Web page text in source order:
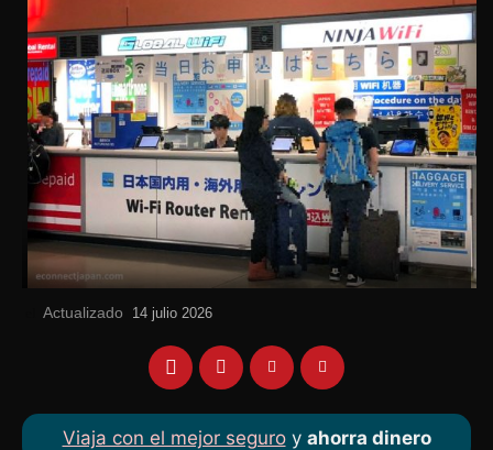
Actualizado 14 julio 2026
Viaja con el mejor seguroy ahorra dinero